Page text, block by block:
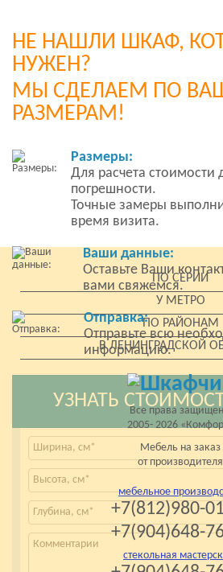
НЕ НАШЛИ ШКАФ,
НУЖЕН?
МЫ СДЕЛАЕМ ПО
РАЗМЕРАМ!
Размеры:
Для расчета стоимости
погрешности.
Точные замеры
время визита.
Ваши данные:
Оставьте Ваши
вами свяжемся.
Отправка:
Отправьте всю
информацию.
УЗНАТЬ
ПО СЕРИИ
У МЕТРО
ПО РАЙОНАМ
В ЛЕНИНГРАДСКОЙ
Все права
2005- 2026
Мебель на заказ
от производителя
мебельное
+7(812)980-
+7(904)648-
стекольная